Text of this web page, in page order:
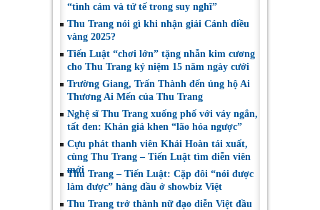
“tình cảm và tử tế trong suy nghĩ”
Thu Trang nói gì khi nhận giải Cánh diều
vàng 2025?
Tiến Luật “chơi lớn” tặng nhẫn kim cương
cho Thu Trang kỷ niệm 15 năm ngày cưới
Trường Giang, Trấn Thành đến ủng hộ Ai
Thương Ai Mến của Thu Trang
Nghệ sĩ Thu Trang xuống phố với váy ngắn,
tất đen: Khán giả khen “lão hóa ngược”
Cựu phát thanh viên Khải Hoàn tái xuất,
cùng Thu Trang – Tiến Luật tìm diễn viên
mới
Thu Trang – Tiến Luật: Cặp đôi “nói được
làm được” hàng đầu ở showbiz Việt
Thu Trang trở thành nữ đạo diễn Việt đầu